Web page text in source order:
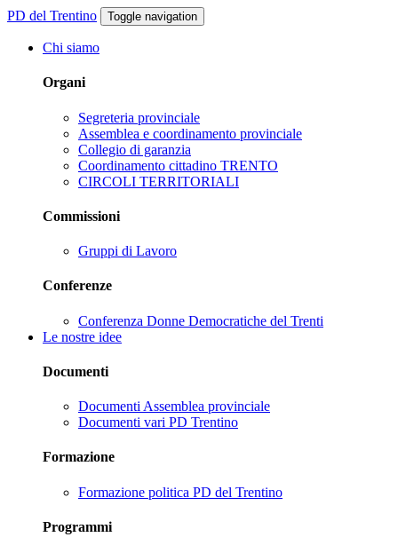
PD del Trentino Toggle navigation
Chi siamo
Organi
Segreteria provinciale
Assemblea e coordinamento provinciale
Collegio di garanzia
Coordinamento cittadino TRENTO
CIRCOLI TERRITORIALI
Commissioni
Gruppi di Lavoro
Conferenze
Conferenza Donne Democratiche del Trenti
Le nostre idee
Documenti
Documenti Assemblea provinciale
Documenti vari PD Trentino
Formazione
Formazione politica PD del Trentino
Programmi